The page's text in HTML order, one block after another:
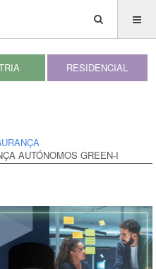
RESIDENCIAL
AUTÓNOMOS GREEN-I